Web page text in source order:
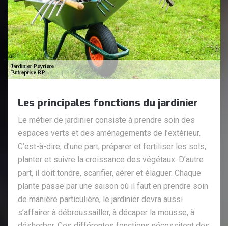
Les principales fonctions du jardinier
Le métier de jardinier consiste à prendre soin des
espaces verts et des aménagements de l’extérieur.
C’est-à-dire, d’une part, préparer et fertiliser les sols,
planter et suivre la croissance des végétaux. D’autre
part, il doit tondre, scarifier, aérer et élaguer. Chaque
plante passe par une saison où il faut en prendre soin
de manière particulière, le jardinier devra aussi
s’affairer à débroussailler, à décaper la mousse, à